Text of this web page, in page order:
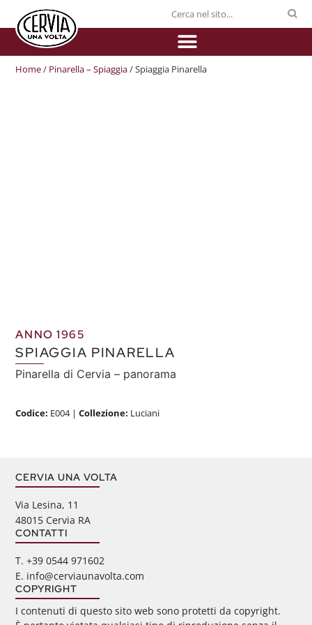
Home/ Pinarella – Spiaggia/ Spiaggia Pinarella
ANNO 1965
SPIAGGIA PINARELLA
Pinarella di Cervia – panorama
Codice: E004|Collezione: Luciani
CERVIA UNA VOLTA
Via Lesina, 11
48015 Cervia RA
CONTATTI
‭T. +39 0544 971602
E. info@cerviaunavolta.com
COPYRIGHT
I contenuti di questo sito web sono protetti da copyright.